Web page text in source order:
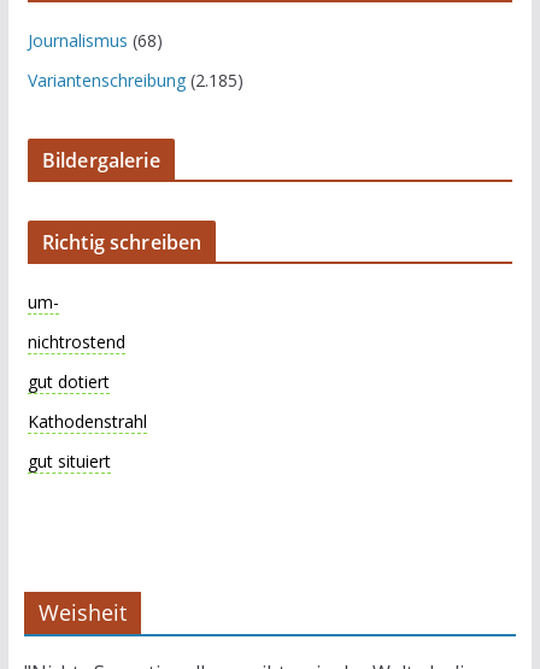
Journalismus (68)
Variantenschreibung(2.185)
Bildergalerie
Richtig schreiben
um-
nichtrostend
gut dotiert
Kathodenstrahl
gut situiert
Weisheit